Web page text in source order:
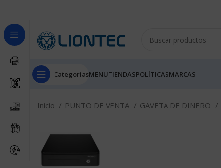
CategoríasMENUTIENDASPOLÍTICASMARCAS
Inicio PUNTO DE VENTA GAVETA DE DINERO